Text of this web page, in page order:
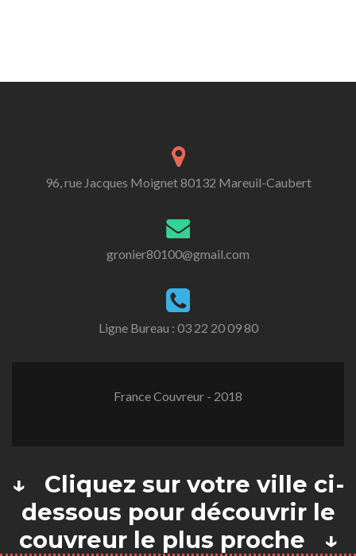
96, rue Jacques Moignet 80132 Mareuil-Caubert
gronier80100@gmail.com
Ligne Bureau : 03 22 20 09 80
France Couvreur - 2018
↓ Cliquez sur votre ville ci-
dessous pour découvrir le
couvreur le plus proche ↓